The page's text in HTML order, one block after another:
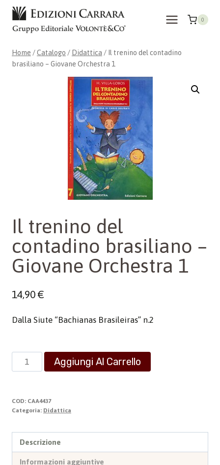
Salta
contenuto
0
Home /Catalogo / Didattica / Il trenino del contadino
brasiliano – Giovane Orchestra 1
Il trenino del
contadino brasiliano –
Giovane Orchestra 1
14,90€
Dalla Siute “Bachianas Brasileiras” n.2
trenino
contadino
brasiliano
Giovane
Orchestra
Aggiungi Al Carrello
COD: CAA4437
Categoria: Didattica
Descrizione
Informazioni aggiuntive